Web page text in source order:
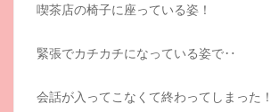
喫茶店の椅子に座っている姿！
緊張でカチカチになっている姿で‥
会話が入ってこなくて終わってしまった！